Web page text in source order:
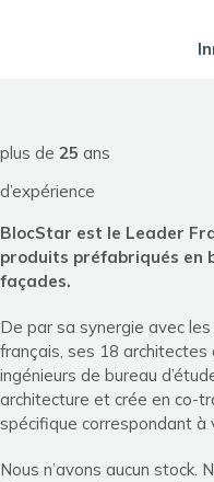
plus de 25 ans
d’expérience
BlocStar est le Leader
produits préfabriqués en
façades.
De par sa synergie avec
français, ses 18
ingénieurs de bureau
architecture et crée en co-
spécifique correspondant à
Nous n’avons aucun stock.